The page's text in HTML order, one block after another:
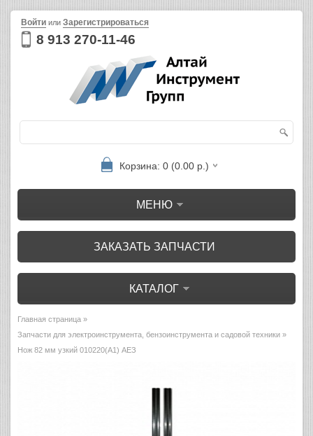
8 913 270-11-46
Войти или Зарегистрироваться
Корзина: 0 (0.00 р.)
МЕНЮ
ЗАКАЗАТЬ ЗАПЧАСТИ
КАТАЛОГ
Главная страница »
Запчасти для электроинструмента, бензоинструмента и садовой техники »
Нож 82 мм узкий 010220(А1) АЕЗ